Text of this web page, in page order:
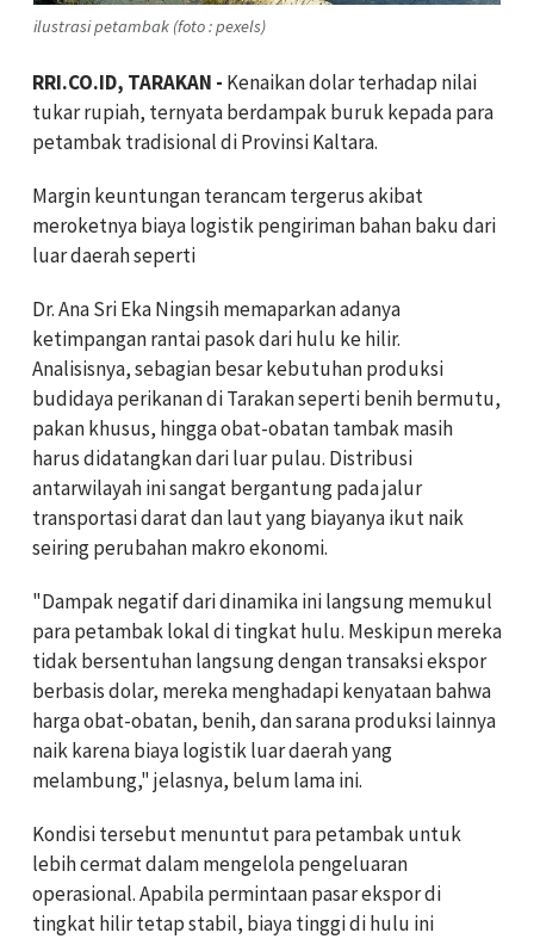
ilustrasi petambak (foto : pexels)
RRI.CO.ID, TARAKAN - Kenaikan dolar terhadap nilai
tukar rupiah, ternyata berdampak buruk kepada para
petambak tradisional di Provinsi Kaltara.
Margin keuntungan terancam tergerus akibat
meroketnya biaya logistik pengiriman bahan baku dari
luar daerah seperti
Dr. Ana Sri Eka Ningsih memaparkan adanya
ketimpangan rantai pasok dari hulu ke hilir.
Analisisnya, sebagian besar kebutuhan produksi
budidaya perikanan di Tarakan seperti benih bermutu,
pakan khusus, hingga obat-obatan tambak masih
harus didatangkan dari luar pulau. Distribusi
antarwilayah ini sangat bergantung pada jalur
transportasi darat dan laut yang biayanya ikut naik
seiring perubahan makro ekonomi.
"Dampak negatif dari dinamika ini langsung memukul
para petambak lokal di tingkat hulu. Meskipun mereka
tidak bersentuhan langsung dengan transaksi ekspor
berbasis dolar, mereka menghadapi kenyataan bahwa
harga obat-obatan, benih, dan sarana produksi lainnya
naik karena biaya logistik luar daerah yang
melambung," jelasnya, belum lama ini.
Kondisi tersebut menuntut para petambak untuk
lebih cermat dalam mengelola pengeluaran
operasional. Apabila permintaan pasar ekspor di
tingkat hilir tetap stabil, biaya tinggi di hulu ini